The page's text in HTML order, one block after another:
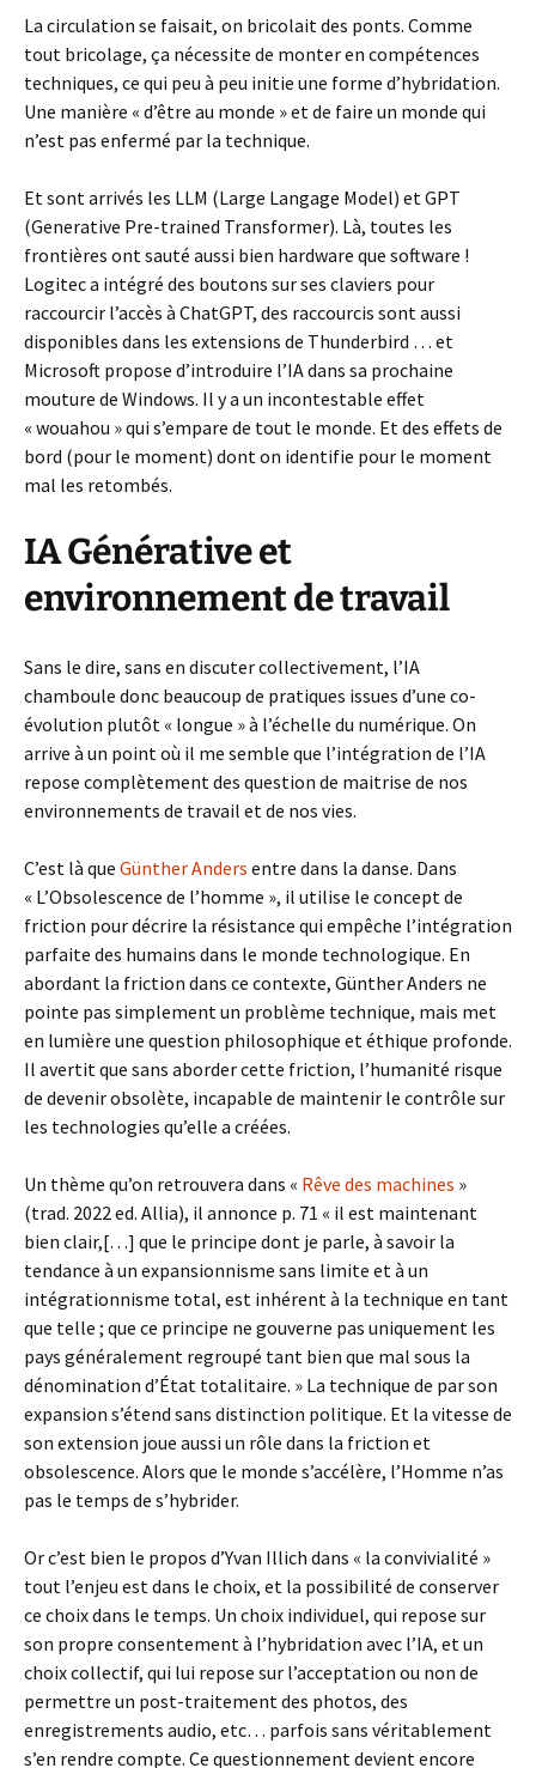
La circulation se faisait, on bricolait des ponts. Comme
tout bricolage, ça nécessite de monter en compétences
techniques, ce qui peu à peu initie une forme d’hybridation.
Une manière « d’être au monde » et de faire un monde qui
n’est pas enfermé par la technique.
Et sont arrivés les LLM (Large Langage Model) et GPT
(Generative Pre-trained Transformer). Là, toutes les
frontières ont sauté aussi bien hardware que software !
Logitec a intégré des boutons sur ses claviers pour
raccourcir l’accès à ChatGPT, des raccourcis sont aussi
disponibles dans les extensions de Thunderbird … et
Microsoft propose d’introduire l’IA dans sa prochaine
mouture de Windows. Il y a un incontestable effet
« wouahou » qui s’empare de tout le monde. Et des effets de
bord (pour le moment) dont on identifie pour le moment
mal les retombés.
IA Générative et
environnement de travail
Sans le dire, sans en discuter collectivement, l’IA
chamboule donc beaucoup de pratiques issues d’une co-
évolution plutôt « longue » à l’échelle du numérique. On
arrive à un point où il me semble que l’intégration de l’IA
repose complètement des question de maitrise de nos
environnements de travail et de nos vies.
C’est là que Günther Anders entre dans la danse. Dans
« L’Obsolescence de l’homme », il utilise le concept de
friction pour décrire la résistance qui empêche l’intégration
parfaite des humains dans le monde technologique. En
abordant la friction dans ce contexte, Günther Anders ne
pointe pas simplement un problème technique, mais met
en lumière une question philosophique et éthique profonde.
Il avertit que sans aborder cette friction, l’humanité risque
de devenir obsolète, incapable de maintenir le contrôle sur
les technologies qu’elle a créées.
Un thème qu’on retrouvera dans « Rêve des machines »
(trad. 2022 ed. Allia), il annonce p. 71 « il est maintenant
bien clair,[…] que le principe dont je parle, à savoir la
tendance à un expansionnisme sans limite et à un
intégrationnisme total, est inhérent à la technique en tant
que telle ; que ce principe ne gouverne pas uniquement les
pays généralement regroupé tant bien que mal sous la
dénomination d’État totalitaire. » La technique de par son
expansion s’étend sans distinction politique. Et la vitesse de
son extension joue aussi un rôle dans la friction et
obsolescence. Alors que le monde s’accélère, l’Homme n’as
pas le temps de s’hybrider.
Or c’est bien le propos d’Yvan Illich dans « la convivialité »
tout l’enjeu est dans le choix, et la possibilité de conserver
ce choix dans le temps. Un choix individuel, qui repose sur
son propre consentement à l’hybridation avec l’IA, et un
choix collectif, qui lui repose sur l’acceptation ou non de
permettre un post-traitement des photos, des
enregistrements audio, etc… parfois sans véritablement
s’en rendre compte. Ce questionnement devient encore